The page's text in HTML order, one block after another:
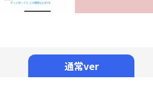
通常ver